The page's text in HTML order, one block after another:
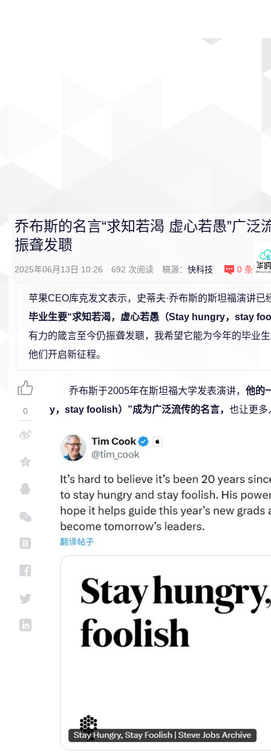
乔布斯的名言“求知若渴 虚心若愚”广泛
振聋发聩
2025年06月13日 10:26 692 次阅读 稿源： 快科技 0 条评论
苹果CEO库克发文表示，史蒂夫·乔布斯的斯坦福演讲已
毕业生要“求知若渴，虚心若愚（Stay hungry，stay
有力的箴言至今仍振聋发聩，我希望它能为今年的毕业
他们开启新征程。
乔布斯于2005年在斯坦福大学发表演讲， 他的
y，stay foolish）”成为广泛流传的名言， 也让更多
0